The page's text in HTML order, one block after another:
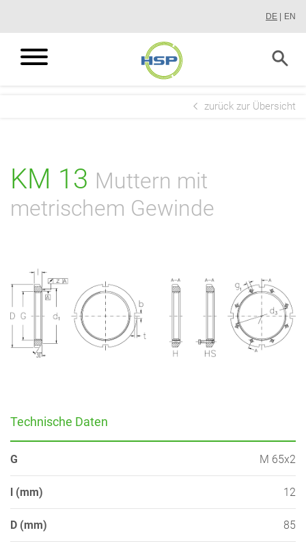
DE EN
zurück zur Übersicht
KM 13 Muttern mit
metrischem Gewinde
Technische Daten
G M 65x2
l (mm) 12
D (mm) 85